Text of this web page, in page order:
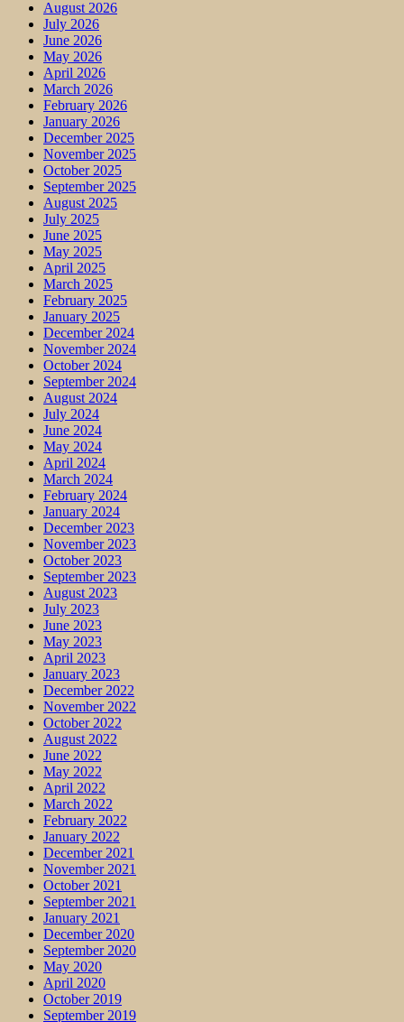
August 2026
July 2026
June 2026
May 2026
April 2026
March 2026
February 2026
January 2026
December 2025
November 2025
October 2025
September 2025
August 2025
July 2025
June 2025
May 2025
April 2025
March 2025
February 2025
January 2025
December 2024
November 2024
October 2024
September 2024
August 2024
July 2024
June 2024
May 2024
April 2024
March 2024
February 2024
January 2024
December 2023
November 2023
October 2023
September 2023
August 2023
July 2023
June 2023
May 2023
April 2023
January 2023
December 2022
November 2022
October 2022
August 2022
June 2022
May 2022
April 2022
March 2022
February 2022
January 2022
December 2021
November 2021
October 2021
September 2021
January 2021
December 2020
September 2020
May 2020
April 2020
October 2019
September 2019